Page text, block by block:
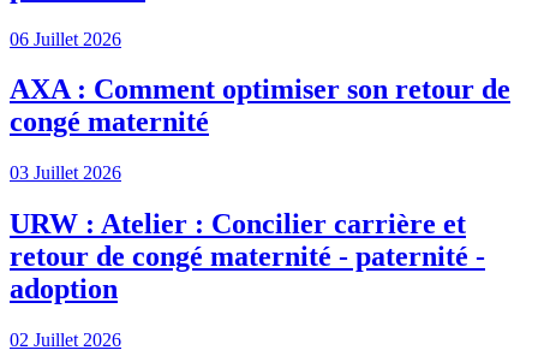
06 Juillet 2026
AXA : Comment optimiser son retour de
congé maternité
03 Juillet 2026
URW : Atelier : Concilier carrière et
retour de congé maternité - paternité -
adoption
02 Juillet 2026